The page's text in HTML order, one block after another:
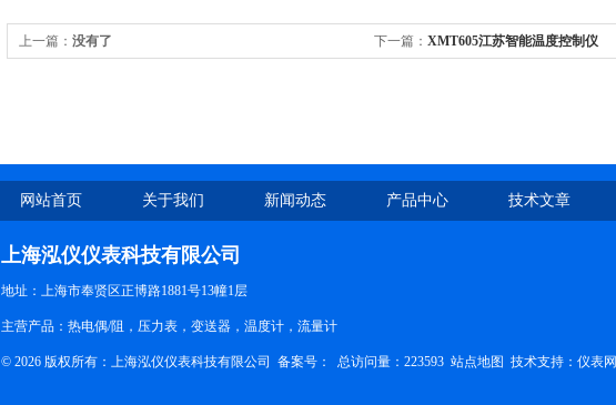
上一篇： 没有了 下一篇： XMT605江苏智能温度控制仪
网站首页 关于我们 新闻动态 产品中心 技术文章
上海泓仪仪表科技有限公司
地址：上海市奉贤区正博路1881号13幢1层
主营产品：热电偶/阻，压力表，变送器，温度计，流量计
© 2026 版权所有：上海泓仪仪表科技有限公司 备案号： 总访问量：223593 站点地图 技术支持： 仪表网